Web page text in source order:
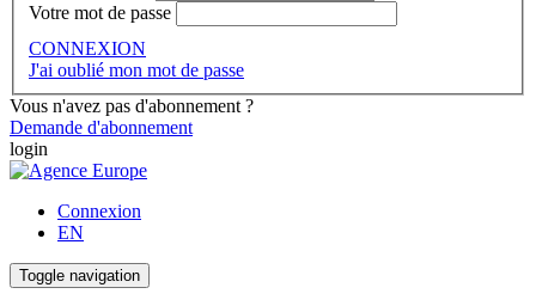
Votre mot de passe
CONNEXION
J'ai oublié mon mot de passe
Vous n'avez pas d'abonnement ?
Demande d'abonnement
login
Connexion
EN
Toggle navigation